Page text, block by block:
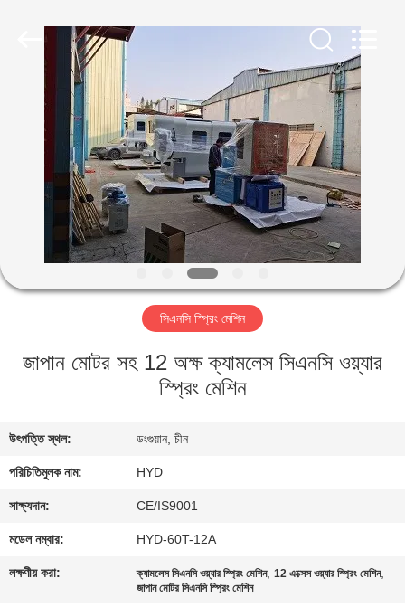
আমাদের
কারখানা
যোগাযোগ
করুন
খবর
Reserved.
সিএনসি স্প্রিং মেশিন
জাপান মোটর সহ 12 অক্ষ ক্যামলেস সিএনসি ওয়্যার
স্প্রিং মেশিন
উৎপত্তি স্থল: ডংগুয়ান, চীন
পরিচিতিমুলক নাম: HYD
সাক্ষ্যদান: CE/IS9001
মডেল নম্বার: HYD-60T-12A
লক্ষণীয় করা: ক্যামলেস সিএনসি ওয়্যার স্প্রিং মেশিন,12 এক্সেস ওয়্যার স্প্রিং মেশিন,
জাপান মোটর সিএনসি স্প্রিং মেশিন